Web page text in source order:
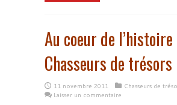
Au coeur de
Chasseurs de trésors
11 novembre 2011
Chasseurs de
Laisser un commentaire